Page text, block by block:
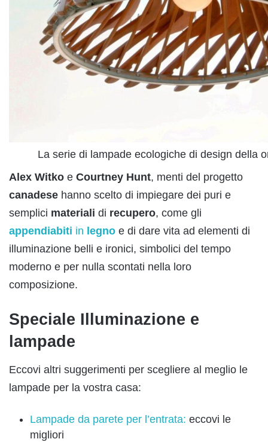
La serie di lampade ecologiche di design della
Alex Witko e Courtney Hunt, menti del progetto
canadese hanno scelto di impiegare dei puri e
semplici materiali di recupero, come gli
appendiabiti in legno e di dare vita ad elementi di
illuminazione belli e ironici, simbolici del tempo
moderno e per nulla scontati nella loro
composizione.
Speciale Illuminazione e
lampade
Eccovi altri suggerimenti per scegliere al meglio le
lampade per la vostra casa:
Lampade da parete per l’entrata: eccovi le
migliori